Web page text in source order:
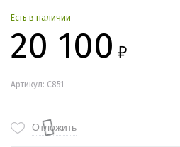
Есть в наличии
20 100 ₽
Артикул: С851
Отложить